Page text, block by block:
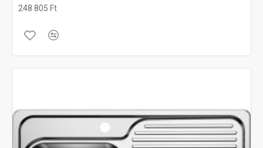
248 805 Ft